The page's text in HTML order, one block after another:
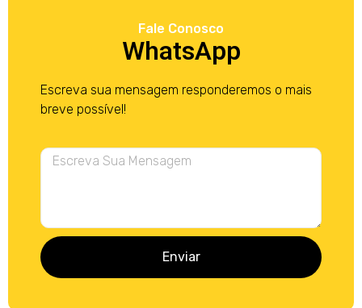
Fale Conosco
WhatsApp
Escreva sua mensagem responderemos o mais
breve possível!
Enviar